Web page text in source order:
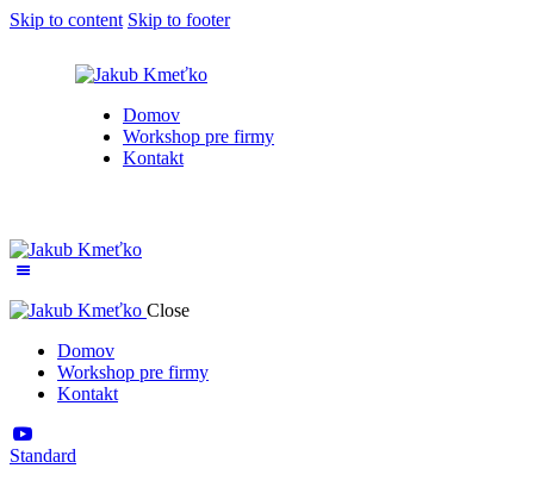
Skip to content Skip to footer
Domov
Workshop pre firmy
Kontakt
Close
Domov
Workshop pre firmy
Kontakt
Standard